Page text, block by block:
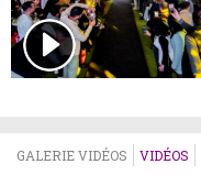
GALERIE VIDÉOS VIDÉOS